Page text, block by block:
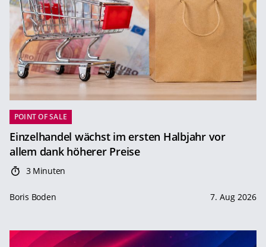
POINT OF SALE
Einzelhandel wächst im ersten Halbjahr vor
allem dank höherer Preise
3 Minuten
Boris Boden 7. Aug 2026